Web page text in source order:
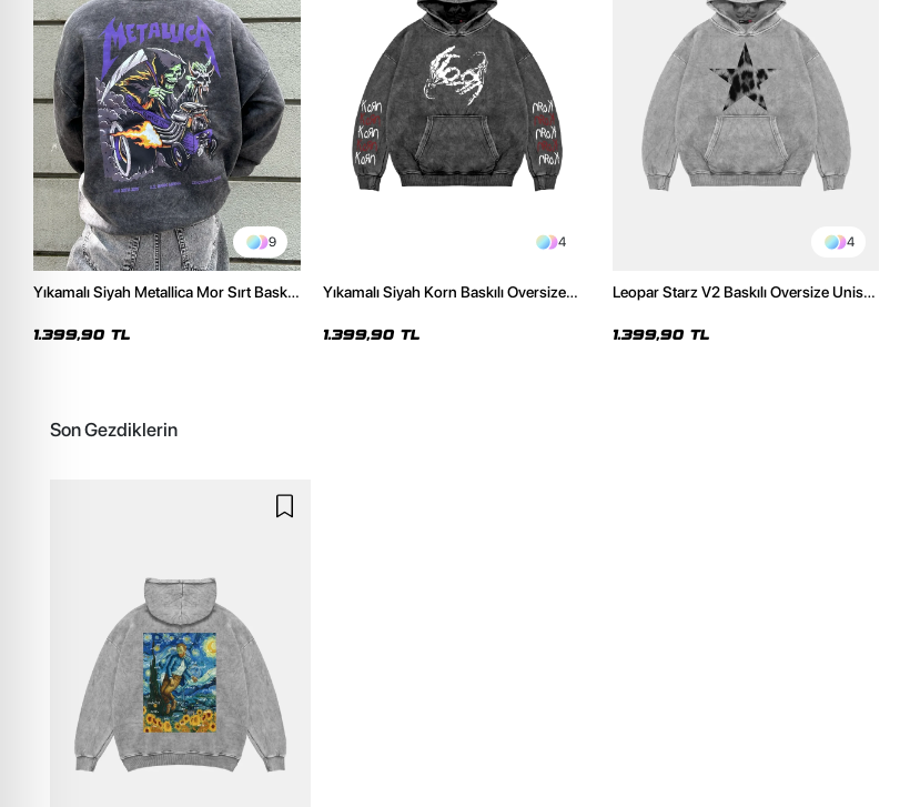
9
Yıkamalı Siyah Metallica Mor Sırt Baskılı
1.399,90 TL
4
Yıkamalı Siyah Korn Baskılı Oversize
1.399,90 TL
4
Leopar Starz V2 Baskılı Oversize Unisex
1.399,90 TL
Son Gezdiklerin